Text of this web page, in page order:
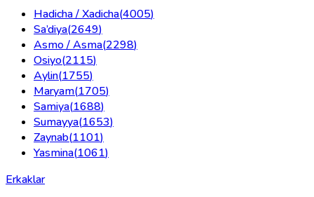
Hadicha / Xadicha(4005)
Sa’diya(2649)
Asmo / Asma(2298)
Osiyo(2115)
Aylin(1755)
Maryam(1705)
Samiya(1688)
Sumayya(1653)
Zaynab(1101)
Yasmina(1061)
Erkaklar